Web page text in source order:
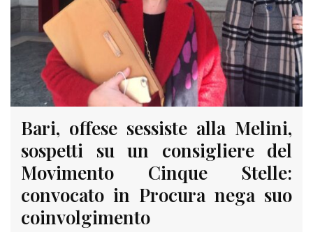
Bari, offese sessiste alla Melini,
sospetti su un consigliere del
Movimento Cinque Stelle:
convocato in Procura nega suo
coinvolgimento